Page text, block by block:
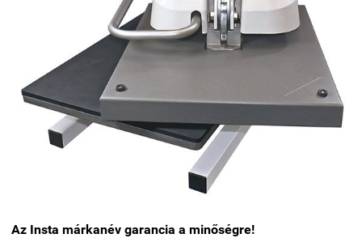
Az Insta márkanév garancia a minőségre!